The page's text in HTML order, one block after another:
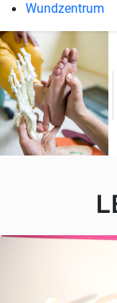
Wundzentrum